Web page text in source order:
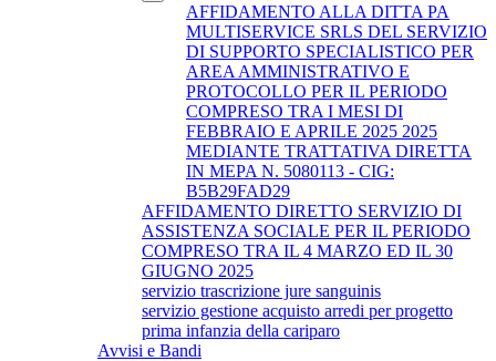
AFFIDAMENTO ALLA DITTA PA
MULTISERVICE SRLS DEL SERVIZIO
DI SUPPORTO SPECIALISTICO PER
AREA AMMINISTRATIVO E
PROTOCOLLO PER IL PERIODO
COMPRESO TRA I MESI DI
FEBBRAIO E APRILE 2025 2025
MEDIANTE TRATTATIVA DIRETTA
IN MEPA N. 5080113 - CIG:
B5B29FAD29
AFFIDAMENTO DIRETTO SERVIZIO DI
ASSISTENZA SOCIALE PER IL PERIODO
COMPRESO TRA IL 4 MARZO ED IL 30
GIUGNO 2025
servizio trascrizione jure sanguinis
servizio gestione acquisto arredi per progetto
prima infanzia della cariparo
Avvisi e Bandi